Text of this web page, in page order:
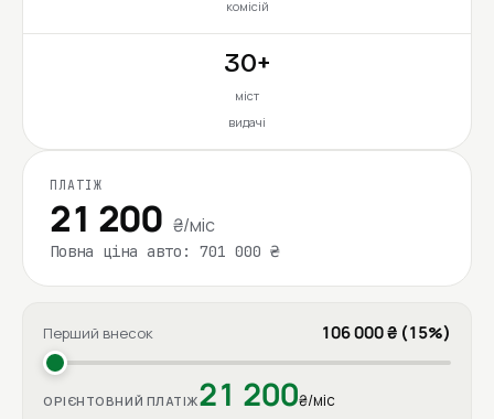
комісій
30+
міст
видачі
ПЛАТІЖ
21 200 ₴/міс
Повна ціна авто: 701 000 ₴
Перший внесок 106 000 ₴ (15%)
ОРІЄНТОВНИЙ ПЛАТІЖ21 200₴/міс